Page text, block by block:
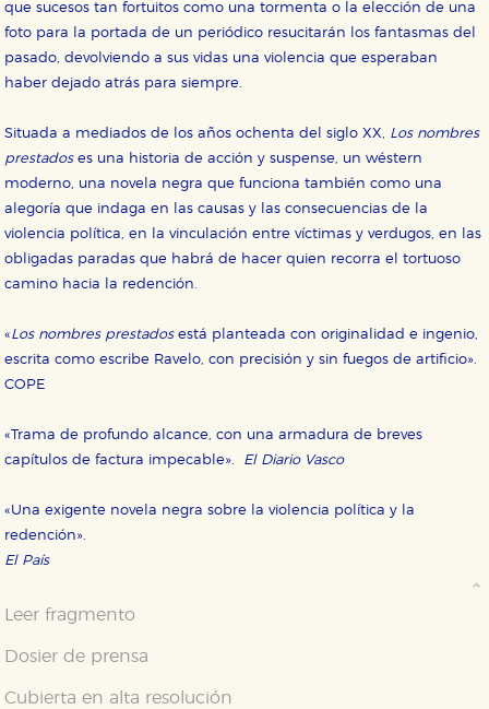
que sucesos tan fortuitos como una tormenta o la elección de una
foto para la portada de un periódico resucitarán los fantasmas del
pasado, devolviendo a sus vidas una violencia que esperaban
haber dejado atrás para siempre.
Situada a mediados de los años ochenta del siglo XX, Los nombres
prestadoses una historia de acción y suspense, un wéstern
moderno, una novela negra que funciona también como una
alegoría que indaga en las causas y las consecuencias de la
violencia política, en la vinculación entre víctimas y verdugos, en las
obligadas paradas que habrá de hacer quien recorra el tortuoso
camino hacia la redención.
«Los nombres prestadosestá planteada con originalidad e ingenio,
escrita como escribe Ravelo, con precisión y sin fuegos de artificio».
COPE
«Trama de profundo alcance, con una armadura de breves
capítulos de factura impecable». El Diario Vasco
«Una exigente novela negra sobre la violencia política y la
redención».
El País
Leer fragmento
Dosier de prensa
Cubierta en alta resolución